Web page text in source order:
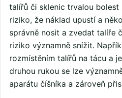
talířů či sklenic trvalou bolest
riziko, že náklad upustí a
správně nosit a zvedat talíře
riziko významně snížit.
rozmístěním talířů na tácu a
druhou rukou se lze
aparátu číšníka a zároveň